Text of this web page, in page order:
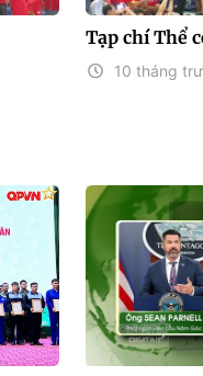
Tạp chí Thể
10 tháng